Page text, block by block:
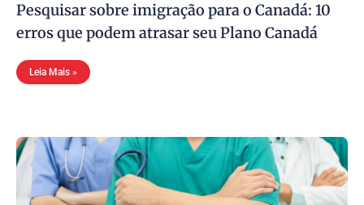
Pesquisar sobre imigração para o Canadá: 10
erros que podem atrasar seu Plano Canadá
Leia Mais »